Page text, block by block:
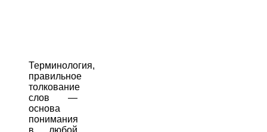
Терминология,
правильное
толкование
слов —
основа
понимания
в любой